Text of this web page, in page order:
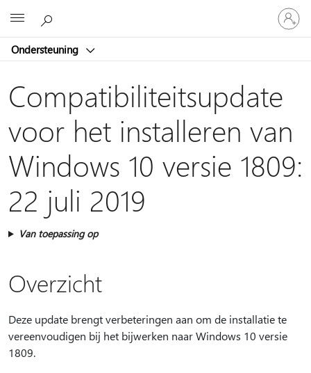
Ondersteuning
Meld
je
aan
je
Compatibiliteitsupdate
voor het installeren van
Windows 10 versie 1809:
22 juli 2019
Van toepassing op
Overzicht
Deze update brengt verbeteringen aan om de installatie te
vereenvoudigen bij het bijwerken naar Windows 10 versie
1809.